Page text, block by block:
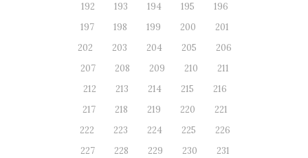
192
193 194 195
196
197
198 199 200
201
202
203 204 205
206
207
208 209 210
211
212
213 214 215
216
217
218 219 220
221
222
223 224 225
226
227
228 229 230
231